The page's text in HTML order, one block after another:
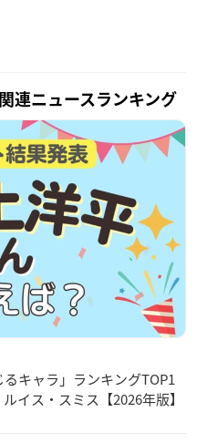
連ニュースランキング
キャラ」ランキングTOP1
イス・スミス【2026年版】